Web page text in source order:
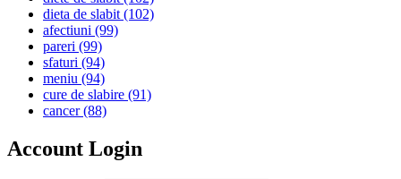
dieta de slabit(102)
afectiuni (99)
pareri (99)
sfaturi (94)
meniu (94)
cure de slabire (91)
cancer(88)
Account Login